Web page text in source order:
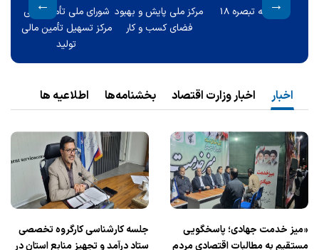
سامانه ملی قوانین و
درگاه ملی مجوزها ایمیل سازمانی
اخبار اخبار وزارت اقتصاد بخشنامه‌ها اطلاعیه ها
«میز خدمت جهادی؛ پاسخگویی
مستقیم به مطالبات اقتصادی مردم
جلسه کارشناسی کارگروه تخصصی
ستاد درآمد و تجهیز منابع استان در